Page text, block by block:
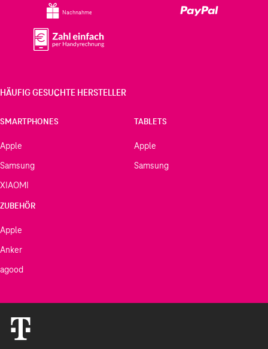
Nachnahme
HÄUFIG GESUCHTE HERSTELLER
SMARTPHONES
Apple
Samsung
XIAOMI
TABLETS
Apple
Samsung
ZUBEHÖR
Apple
Anker
agood